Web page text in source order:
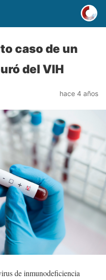
caso de un
del VIH
hace 4 años
de inmunodeficiencia